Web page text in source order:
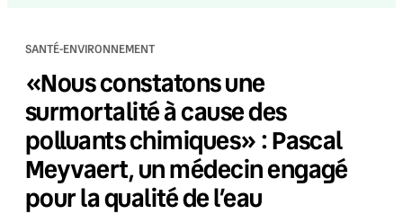
SANTÉ-ENVIRONNEMENT
«Nous constatons une
surmortalité à cause des
polluants chimiques» : Pascal
Meyvaert, un médecin engagé
pour la qualité de l’eau